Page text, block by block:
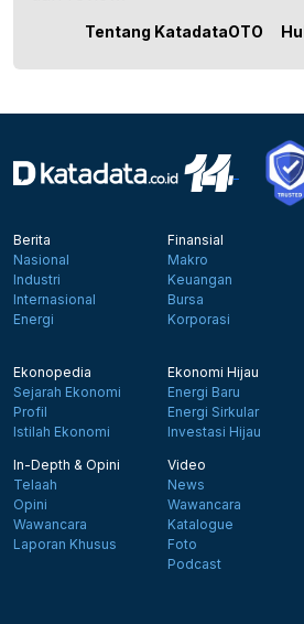
Tentang KatadataOTO
Berita
Nasional
Industri
Internasional
Energi
Finansial
Makro
Keuangan
Bursa
Korporasi
Ekonopedia
Sejarah Ekonomi
Profil
Istilah Ekonomi
Ekonomi Hijau
Energi Baru
Energi Sirkular
Investasi Hijau
In-Depth & Opini
Telaah
Opini
Wawancara
Laporan Khusus
Video
News
Wawancara
Katalogue
Foto
Podcast